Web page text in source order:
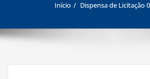
Início Dispensa de Licitação